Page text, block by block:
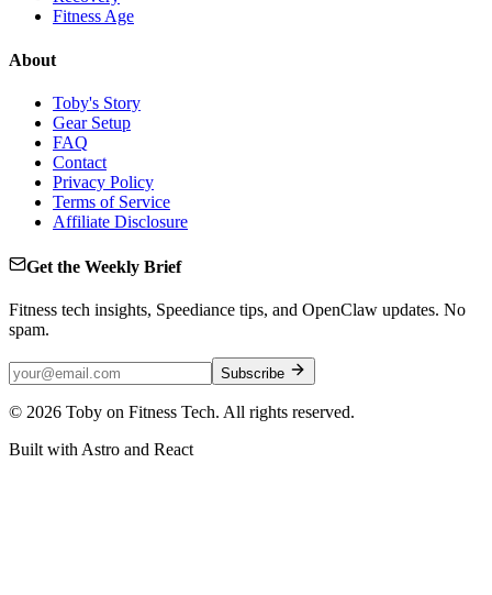
Fitness Age
About
Toby's Story
Gear Setup
FAQ
Contact
Privacy Policy
Terms of Service
Affiliate Disclosure
Get the Weekly Brief
Fitness tech insights, Speediance tips, and OpenClaw updates. No
spam.
Subscribe
© 2026 Toby on Fitness Tech. All rights reserved.
Built with Astro and React